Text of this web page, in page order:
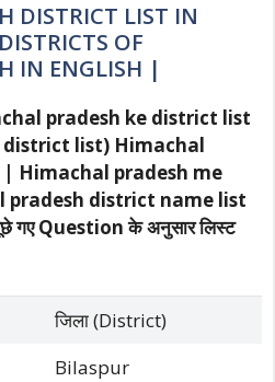
DISTRICT LIST IN
OF
IN ENGLISH |
pradesh ke district list
district list) Himachal
Himachal pradesh me
district name list
गए Question के अनुसार लिस्ट
जिला (District)
Bilaspur